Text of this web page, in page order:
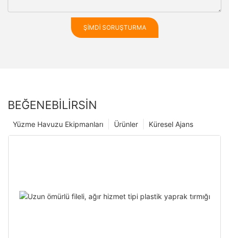
ŞIMDI SORUŞTURMA
BEĞENEBILIRSIN
Küresel Ajans
Ürünler
Yüzme Havuzu Ekipmanları